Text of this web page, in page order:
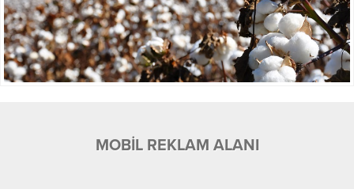
MOBİL REKLAM ALANI